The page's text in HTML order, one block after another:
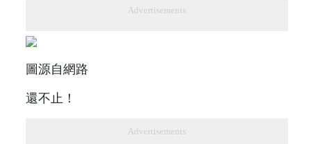
Advertisements
圖源自網路
還不止！
Advertisements